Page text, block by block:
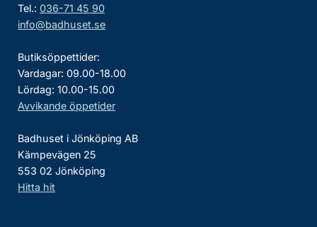
Tel.: 036-71 45 90
info@badhuset.se
Butiksöppettider:
Vardagar: 09.00-18.00
Lördag: 10.00-15.00
Avvikande öppetider
Badhuset i Jönköping AB
Kämpevägen 25
553 02 Jönköping
Hitta hit